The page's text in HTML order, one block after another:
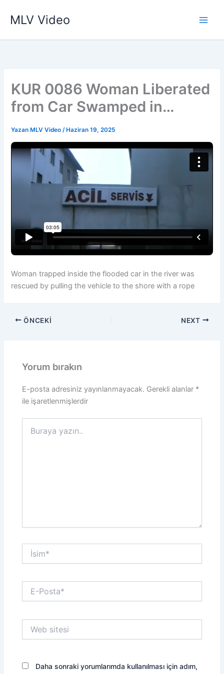
atlaMLV Video
KUR 0086 Woman Liberated
from Car Swamped in
Raging River
Yazan MLV Video/ Haziran 19, 2025
Woman trapped inside the flooded car in the river was
rescued by pulling the vehicle to the shore with a rope
ÖNCEKI NEXT
Yorum bırakın
E-posta adresiniz yayınlanmayacak. Gerekli alanlar *
ile işaretlenmişlerdir
yazın..
İsim*
Posta*
sitesi
Daha sonraki yorumlarımda kullanılması için adım,